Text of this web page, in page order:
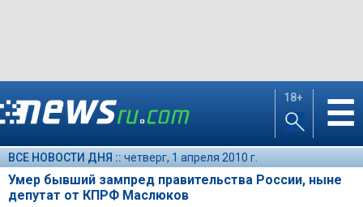
18+ ☰
ВСЕ НОВОСТИ ДНЯ :: четверг, 1 апреля 2010 г.
Умер бывший зампред правительства России, ныне
депутат от КПРФ Маслюков